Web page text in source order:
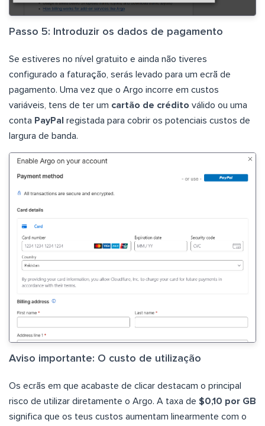
Passo 5: Introduzir os dados de pagamento
Se estiveres no nível gratuito e ainda não tiveres
configurado a faturação, serás levado para um ecrã de
pagamento. Uma vez que o Argo incorre em custos
variáveis, tens de ter um cartão de crédito válido ou uma
conta PayPal registada para cobrir os potenciais custos de
largura de banda.
Aviso importante: O custo de utilização
Os ecrãs em que acabaste de clicar destacam o principal
risco de utilizar diretamente o Argo. A taxa de $0,10 por GB
significa que os teus custos aumentam linearmente com o